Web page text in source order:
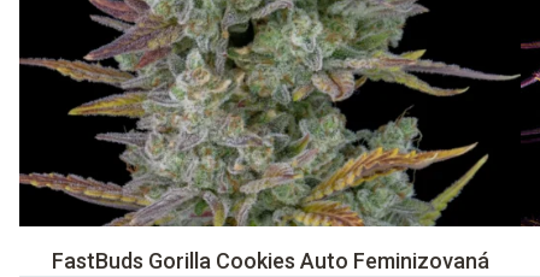
FastBuds Gorilla Cookies Auto Feminizovaná